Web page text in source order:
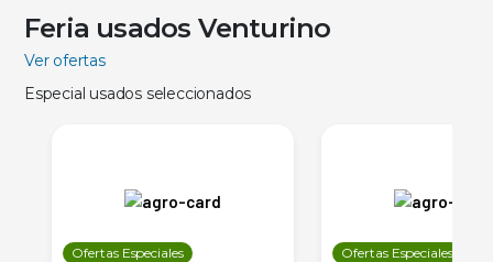
Feria usados Venturino
Ver ofertas
Especial usados seleccionados
Ofertas Especiales Ofertas Especiales